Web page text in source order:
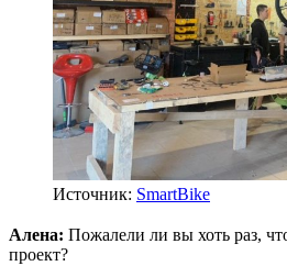
Источник: SmartBike
Алена: Пожалели ли вы хоть раз,
проект?